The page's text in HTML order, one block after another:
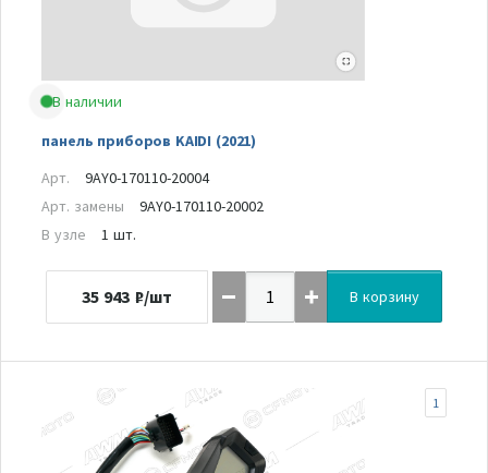
В наличии
панель приборов KAIDI (2021)
Арт.
9AY0-170110-20004
Арт. замены
9AY0-170110-20002
В узле
1 шт.
35 943 ₽/шт В корзину
1